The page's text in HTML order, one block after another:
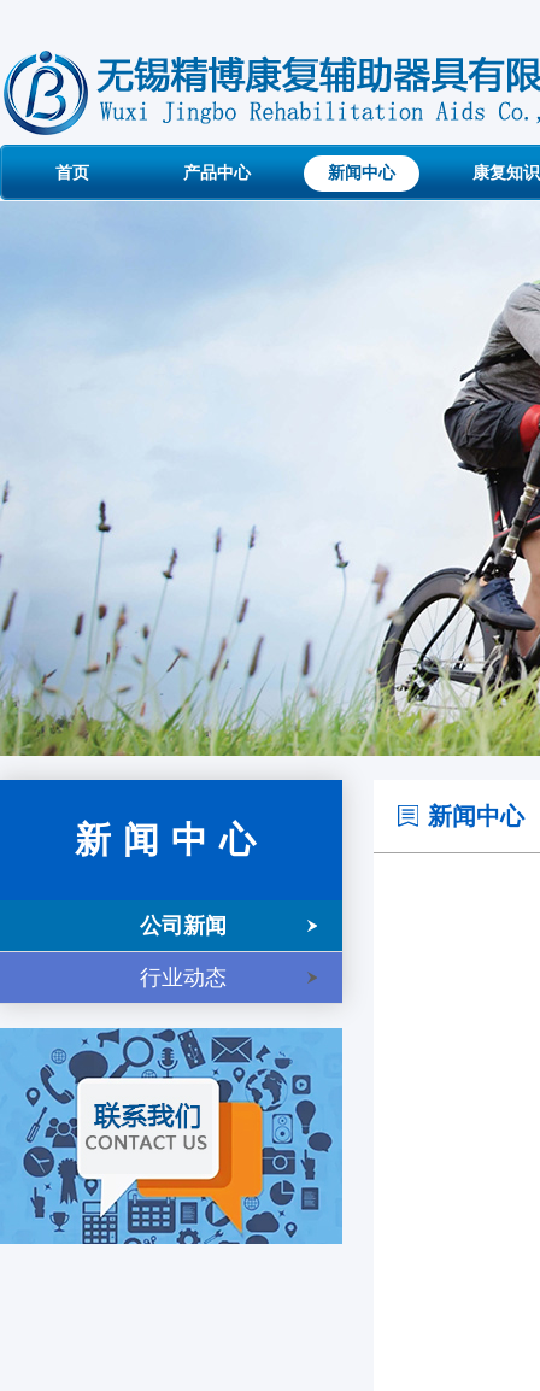
首页 产品中心 新闻中心 康复知识
新闻中心
公司新闻
行业动态
新闻中心